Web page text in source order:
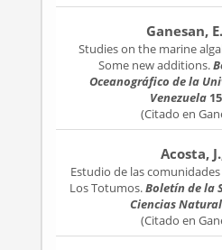
Ganesan,
Studies on the marine
Some new additions.
Oceanográfico de la
Venezuela
(Citado en
Acosta,
Estudio de las
Los Totumos.Boletín de la
Ciencias
(Citado en